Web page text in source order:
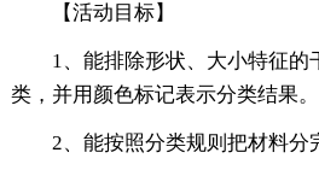
【活动目标】
1、能排除形状、大小特征的
类，并用颜色标记表示分类结果。
2、能按照分类规则把材料分